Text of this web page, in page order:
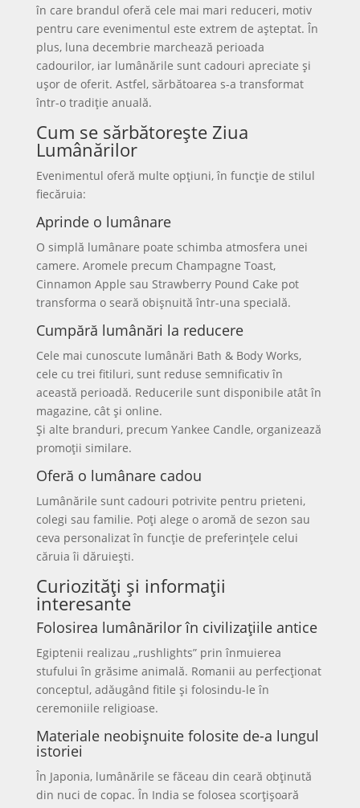
în care brandul oferă cele mai mari reduceri, motiv
pentru care evenimentul este extrem de așteptat. În
plus, luna decembrie marchează perioada
cadourilor, iar lumânările sunt cadouri apreciate și
ușor de oferit. Astfel, sărbătoarea s-a transformat
într-o tradiție anuală.
Cum se sărbătorește Ziua
Lumânărilor
Evenimentul oferă multe opțiuni, în funcție de stilul
fiecăruia:
Aprinde o lumânare
O simplă lumânare poate schimba atmosfera unei
camere. Aromele precum Champagne Toast,
Cinnamon Apple sau Strawberry Pound Cake pot
transforma o seară obișnuită într-una specială.
Cumpără lumânări la reducere
Cele mai cunoscute lumânări Bath & Body Works,
cele cu trei fitiluri, sunt reduse semnificativ în
această perioadă. Reducerile sunt disponibile atât în
magazine, cât și online.
Și alte branduri, precum Yankee Candle, organizează
promoții similare.
Oferă o lumânare cadou
Lumânările sunt cadouri potrivite pentru prieteni,
colegi sau familie. Poți alege o aromă de sezon sau
ceva personalizat în funcție de preferințele celui
căruia îi dăruiești.
Curiozități și informații
interesante
Folosirea lumânărilor în civilizațiile antice
Egiptenii realizau „rushlights” prin înmuierea
stufului în grăsime animală. Romanii au perfecționat
conceptul, adăugând fitile și folosindu-le în
ceremoniile religioase.
Materiale neobișnuite folosite de-a lungul
istoriei
În Japonia, lumânările se făceau din ceară obținută
din nuci de copac. În India se folosea scorțișoară